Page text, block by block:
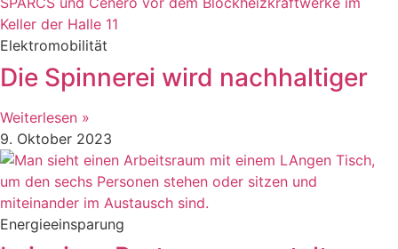
Elektromobilität
Die Spinnerei wird nachhaltiger
Weiterlesen »
9. Oktober 2023
Energieeinsparung